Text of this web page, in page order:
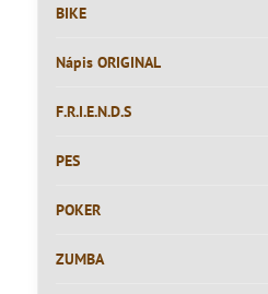
BIKE
Nápis ORIGINAL
F.R.I.E.N.D.S
PES
POKER
ZUMBA